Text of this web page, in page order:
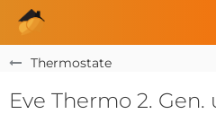
Thermostate
Eve Thermo 2.